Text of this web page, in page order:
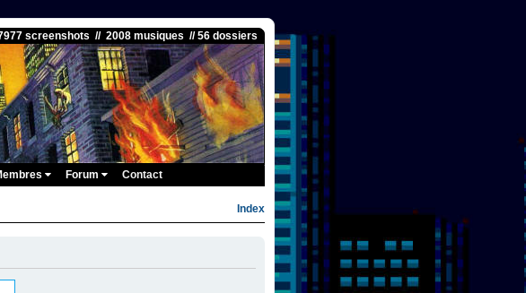
screenshots // 2008 musiques // 56 dossiers
Forum Contact
Index